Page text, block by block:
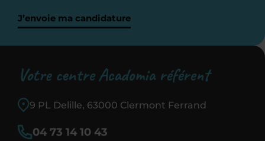
J’envoie ma candidature
Votre centre Acadomia référent
9 PL Delille, 63000 Clermont Ferrand
04 73 14 10 43